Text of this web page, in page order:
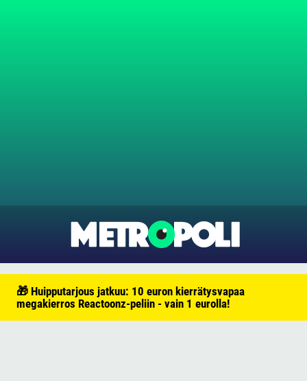
🎁 Huipputarjous jatkuu: 10 euron kierrätysvapaa
megakierros Reactoonz-peliin - vain 1 eurolla!